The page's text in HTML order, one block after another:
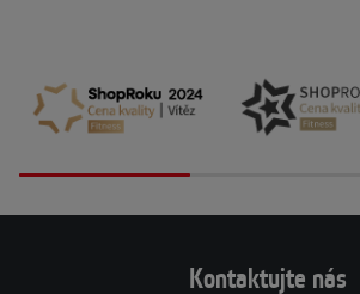
Kontaktujte nás